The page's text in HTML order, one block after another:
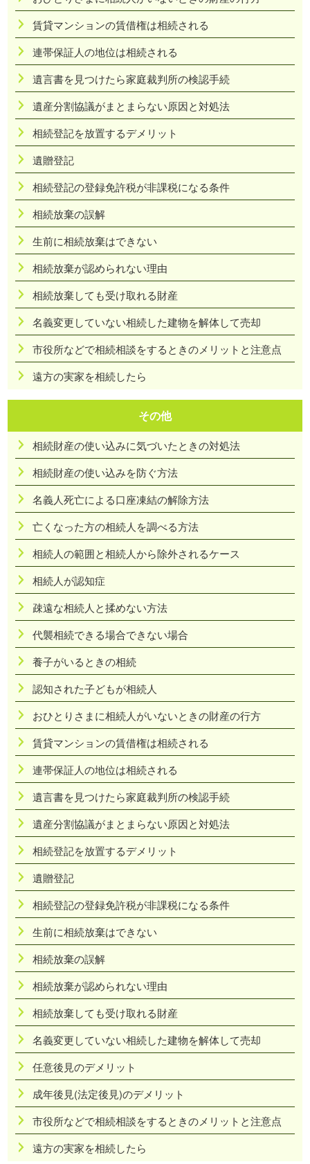
賃貸マンションの賃借権は相続される
連帯保証人の地位は相続される
遺言書を見つけたら家庭裁判所の検認手続
遺産分割協議がまとまらない原因と対処法
相続登記を放置するデメリット
遺贈登記
相続登記の登録免許税が非課税になる条件
相続放棄の誤解
生前に相続放棄はできない
相続放棄が認められない理由
相続放棄しても受け取れる財産
名義変更していない相続した建物を解体して売却
市役所などで相続相談をするときのメリットと注意点
遠方の実家を相続したら
その他
相続財産の使い込みに気づいたときの対処法
相続財産の使い込みを防ぐ方法
名義人死亡による口座凍結の解除方法
亡くなった方の相続人を調べる方法
相続人の範囲と相続人から除外されるケース
相続人が認知症
疎遠な相続人と揉めない方法
代襲相続できる場合できない場合
養子がいるときの相続
認知された子どもが相続人
おひとりさまに相続人がいないときの財産の行方
賃貸マンションの賃借権は相続される
連帯保証人の地位は相続される
遺言書を見つけたら家庭裁判所の検認手続
遺産分割協議がまとまらない原因と対処法
相続登記を放置するデメリット
遺贈登記
相続登記の登録免許税が非課税になる条件
生前に相続放棄はできない
相続放棄の誤解
相続放棄が認められない理由
相続放棄しても受け取れる財産
名義変更していない相続した建物を解体して売却
任意後見のデメリット
成年後見(法定後見)のデメリット
市役所などで相続相談をするときのメリットと注意点
遠方の実家を相続したら